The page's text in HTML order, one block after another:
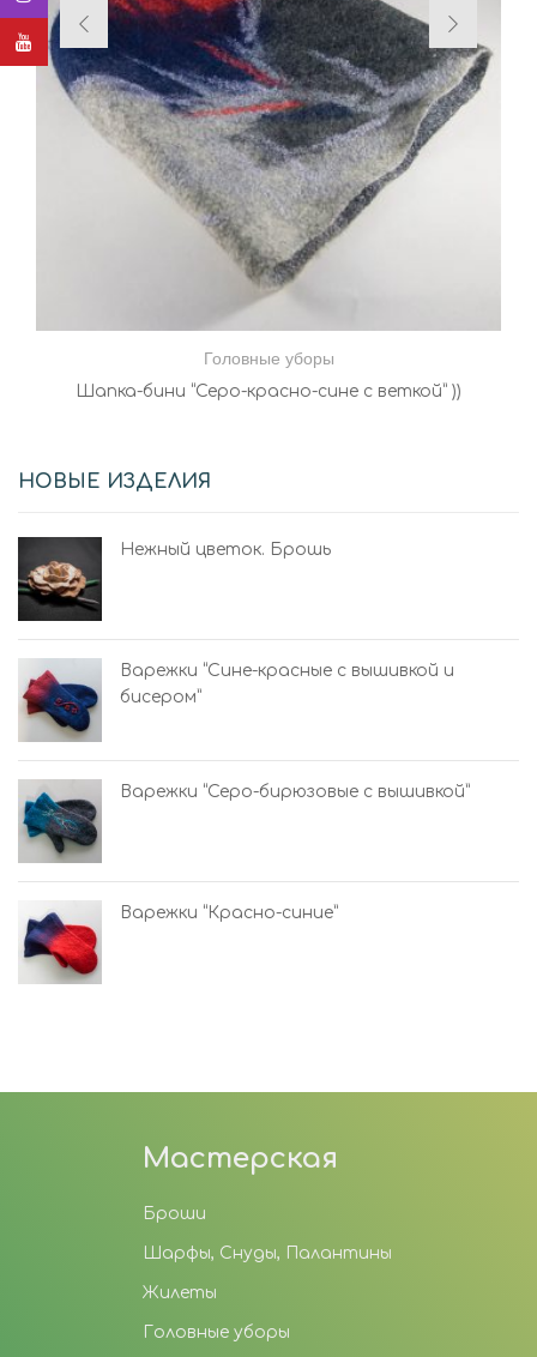
Головные уборы
Шапка-бини “Серо-красно-сине с веткой” ))
НОВЫЕ ИЗДЕЛИЯ
Нежный цветок. Брошь
Варежки “Сине-красные с вышивкой и
бисером”
Варежки “Серо-бирюзовые с вышивкой”
Варежки “Красно-синие”
Мастерская
Броши
Шарфы, Снуды, Палантины
Жилеты
Головные уборы